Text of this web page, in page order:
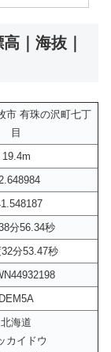
｜海抜｜
市 有珠の沢町七丁
目
19.4m
分56.34秒
分53.47秒
DEM5A
北海道
カイドウ